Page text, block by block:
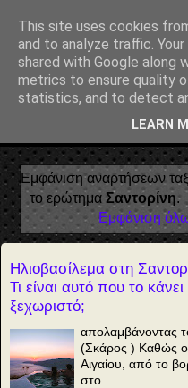
Αέναη
• Επιστήμη • Ψυχολογία •
Φιλοσοφία • Στοχασμοί...
Φως
Εμφάνιση αναρτήσεων
το ερώτημα Σαντορίνη.
Εμφάνιση
Ηλιοβασίλεμα στη
Τι είναι αυτό που το
ξεχωριστό;
απολαμβάνοντας
(Σκάρος ) Καθώς ο
Αιγαίου, από το
στο...
This site uses cookies
and to analyze traffic.
shared with Google along
metrics to ensure quality
statistics, and to detect
LEARN